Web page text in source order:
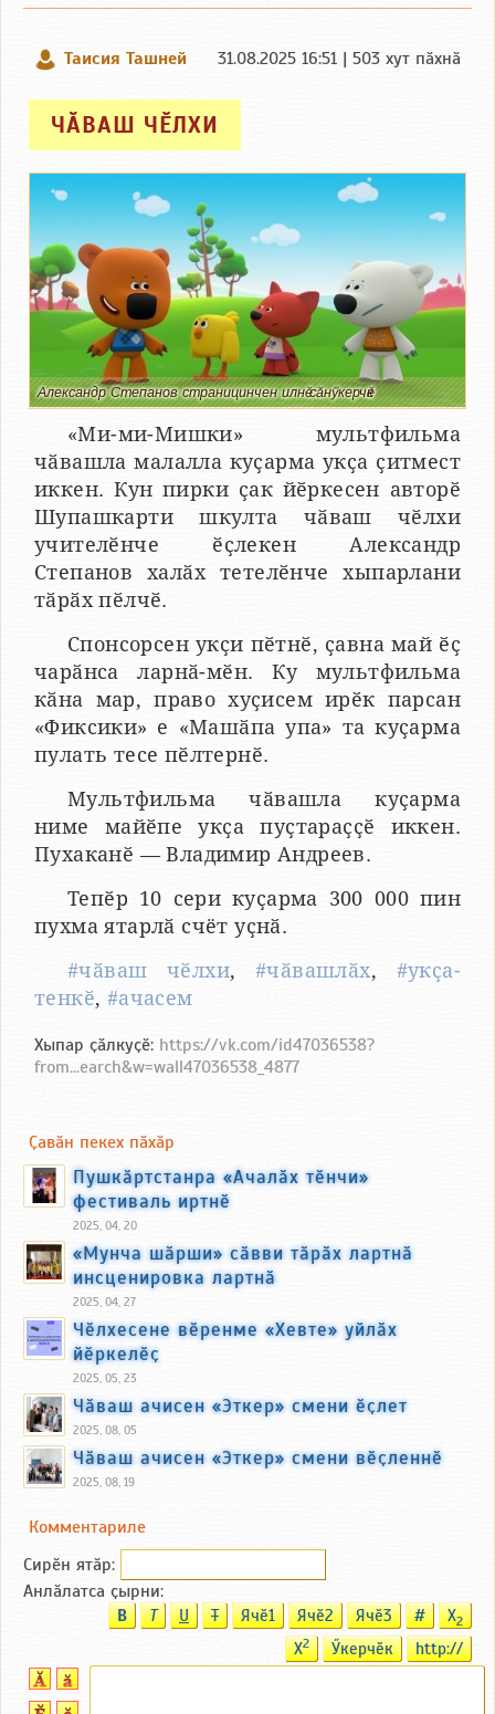
Таисия Ташней 31.08.2025 16:51 | 503 хут пӑхнӑ
ЧӐВАШ ЧӖЛХИ
Александр Степанов страницинчен илнӗ сӑнӳкерчӗк
«Ми-ми-Мишки» мультфильма
чӑвашла малалла куҫарма укҫа ҫитмест
иккен. Кун пирки ҫак йӗркесен авторӗ
Шупашкарти шкулта чӑваш чӗлхи
учителӗнче ӗҫлекен Александр
Степанов халӑх тетелӗнче хыпарлани
тӑрӑх пӗлчӗ.
Спонсорсен укҫи пӗтнӗ, ҫавна май ӗҫ
чарӑнса ларнӑ-мӗн. Ку мультфильма
кӑна мар, право хуҫисем ирӗк парсан
«Фиксики» е «Машӑпа упа» та куҫарма
пулать тесе пӗлтернӗ.
Мультфильма чӑвашла куҫарма
ниме майӗпе укҫа пуҫтараҫҫӗ иккен.
Пухаканӗ — Владимир Андреев.
Тепӗр 10 сери куҫарма 300 000 пин
пухма ятарлӑ счёт уҫнӑ.
#чӑваш чӗлхи, #чӑвашлӑх, #укҫа-
тенкӗ, #ачасем
Хыпар ҫӑлкуҫӗ: https://vk.com/id47036538?
from...earch&w=wall47036538_4877
Ҫавӑн пекех пӑхӑр
Пушкӑртстанра «Ачалӑх тӗнчи»
фестиваль иртнӗ
2025, 04, 20
«Мунча шӑрши» сӑвви тӑрӑх лартнӑ
инсценировка лартнӑ
2025, 04, 27
Чӗлхесене вӗренме «Хевте» уйлӑх
йӗркелӗҫ
2025, 05, 23
Чӑваш ачисен «Эткер» смени ӗҫлет
2025, 08, 05
Чӑваш ачисен «Эткер» смени вӗҫленнӗ
2025, 08, 19
Комментариле
Сирӗн ятӑp:
Анлӑлатса ҫырни:
B T U T Ячӗ1 Ячӗ2 Ячӗ3 # X2
X2 Ӳкерчӗк http://